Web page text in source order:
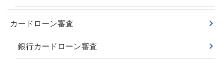
カードローン審査
銀行カードローン審査